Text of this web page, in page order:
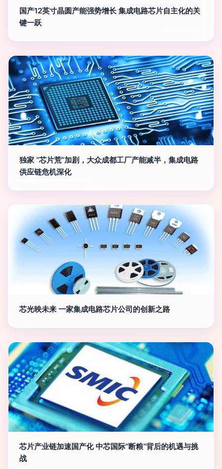
国产12英寸晶圆产能强势增长 集成电路芯片自主化的关
键一跃
独家 “芯片荒”加剧，大众成都工厂产能减半，集成电路
供应链危机深化
芯光映未来 一家集成电路芯片公司的创新之路
芯片产业链加速国产化 中芯国际“断粮”背后的机遇与挑
战